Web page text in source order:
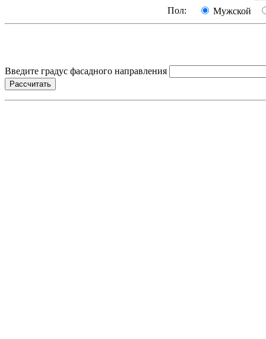
Пол:
Мужской
Введите градус фасадного направления
Рассчитать